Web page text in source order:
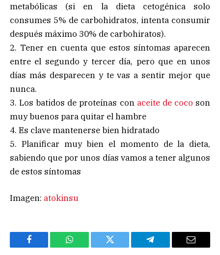
metabólicas (si en la dieta cetogénica solo
consumes 5% de carbohidratos, intenta consumir
después máximo 30% de carbohiratos).
2. Tener en cuenta que estos síntomas aparecen
entre el segundo y tercer día, pero que en unos
días más desparecen y te vas a sentir mejor que
nunca.
3. Los batidos de proteínas con aceite de coco son
muy buenos para quitar el hambre
4. Es clave mantenerse bien hidratado
5. Planificar muy bien el momento de la dieta,
sabiendo que por unos días vamos a tener algunos
de estos síntomas
Imagen: atokinsu
Facebook WhatsApp Twitter Telegram Email